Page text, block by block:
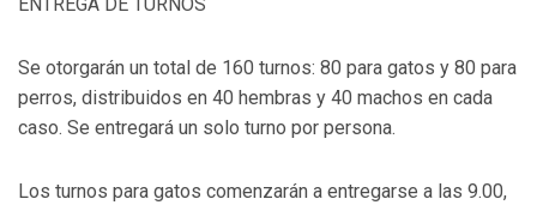
ENTREGA DE TURNOS
Se otorgarán un total de 160 turnos: 80 para gatos y 80 para
perros, distribuidos en 40 hembras y 40 machos en cada
caso. Se entregará un solo turno por persona.
Los turnos para gatos comenzarán a entregarse a las 9.00,